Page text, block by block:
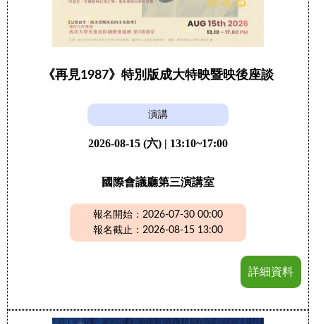
《再見1987》特別版成大特映暨映後座談
演講
2026-08-15 (六) | 13:10~17:00
國際會議廳第三演講室
報名開始：2026-07-30 00:00
報名截止：2026-08-15 13:00
詳細資料